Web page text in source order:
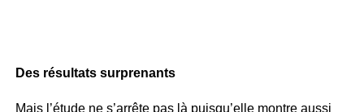
Des résultats surprenants
Mais l’étude ne s’arrête pas là puisqu’elle montre aussi